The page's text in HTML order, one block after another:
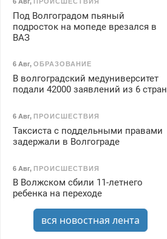
Под Волгоградом пьяный
подросток на мопеде врезался в
ВАЗ
6 Авг, ОБРАЗОВАНИЕ
В волгоградский медуниверситет
подали 42000 заявлений из 6 стран
6 Авг, ПРОИСШЕСТВИЯ
Таксиста с поддельными правами
задержали в Волгограде
6 Авг, ПРОИСШЕСТВИЯ
В Волжском сбили 11-летнего
ребенка на переходе
вся новостная лента